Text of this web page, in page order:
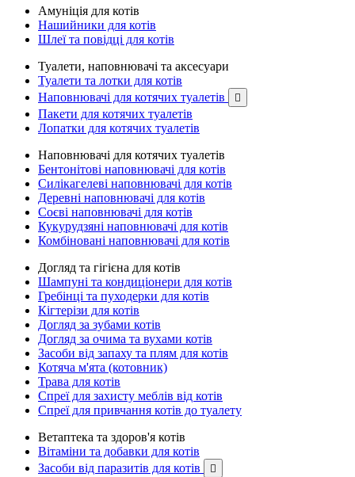
Амуніція для котів
Нашийники для котів
Шлеї та повідці для котів
Туалети, наповнювачі та аксесуари
Туалети та лотки для котів
Наповнювачі для котячих туалетів

Пакети для котячих туалетів
Лопатки для котячих туалетів
Наповнювачі для котячих туалетів
Бентонітові наповнювачі для котів
Силікагелеві наповнювачі для котів
Деревні наповнювачі для котів
Соєві наповнювачі для котів
Кукурудзяні наповнювачі для котів
Комбіновані наповнювачі для котів
Догляд та гігієна для котів
Шампуні та кондиціонери для котів
Гребінці та пуходерки для котів
Кігтерізи для котів
Догляд за зубами котів
Догляд за очима та вухами котів
Засоби від запаху та плям для котів
Котяча м'ята (котовник)
Трава для котів
Спреї для захисту меблів від котів
Спреї для привчання котів до туалету
Ветаптека та здоров'я котів
Вітаміни та добавки для котів
Засоби від паразитів для котів
